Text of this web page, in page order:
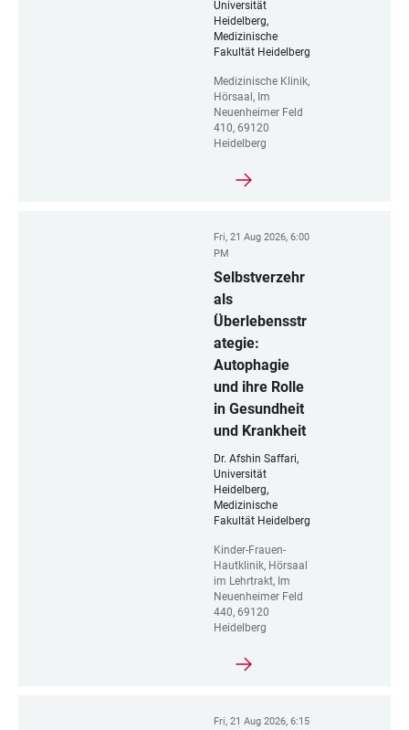
Universität
Heidelberg,
Medizinische
Fakultät Heidelberg
Medizinische Klinik,
Hörsaal, Im
Neuenheimer Feld
410, 69120
Heidelberg
Fri, 21 Aug 2026, 6:00
PM
Selbstverzehr
als
Überlebensstr
ategie:
Autophagie
und ihre Rolle
in Gesundheit
und Krankheit
Dr. Afshin Saffari,
Universität
Heidelberg,
Medizinische
Fakultät Heidelberg
Kinder-Frauen-
Hautklinik, Hörsaal
im Lehrtrakt, Im
Neuenheimer Feld
440, 69120
Heidelberg
Fri, 21 Aug 2026, 6:15